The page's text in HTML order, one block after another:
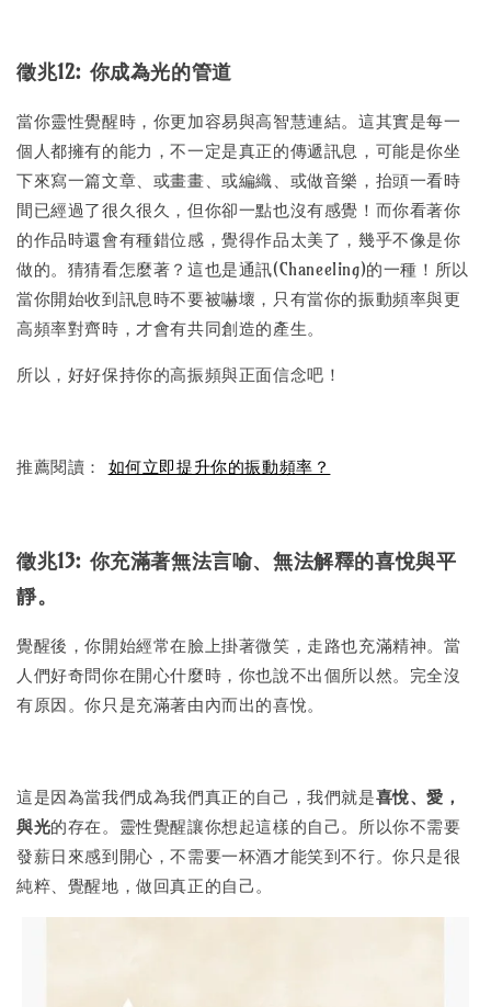
徵兆12: 你成為光的管道
當你靈性覺醒時，你更加容易與高智慧連結。這其實是每一
個人都擁有的能力，不一定是真正的傳遞訊息，可能是你坐
下來寫一篇文章、或畫畫、或編織、或做音樂，抬頭一看時
間已經過了很久很久，但你卻一點也沒有感覺！而你看著你
的作品時還會有種錯位感，覺得作品太美了，幾乎不像是你
做的。猜猜看怎麼著？這也是通訊(Chaneeling)的一種！所以
當你開始收到訊息時不要被嚇壞，只有當你的振動頻率與更
高頻率對齊時，才會有共同創造的產生。
所以，好好保持你的高振頻與正面信念吧！
推薦閱讀： 如何立即提升你的振動頻率？
徵兆13: 你充滿著無法言喻、無法解釋的喜悅與平
靜。
覺醒後，你開始經常在臉上掛著微笑，走路也充滿精神。當
人們好奇問你在開心什麼時，你也說不出個所以然。完全沒
有原因。你只是充滿著由內而出的喜悅。
這是因為當我們成為我們真正的自己，我們就是喜悅、愛，
與光的存在。靈性覺醒讓你想起這樣的自己。所以你不需要
發薪日來感到開心，不需要一杯酒才能笑到不行。你只是很
純粹、覺醒地，做回真正的自己。